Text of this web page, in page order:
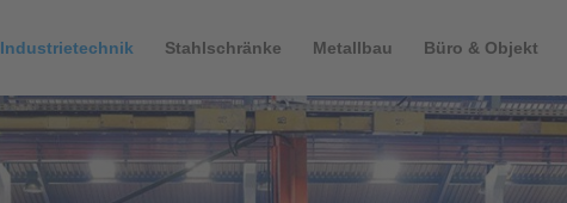
Industrietechnik Stahlschränke Metallbau Büro & Objekt